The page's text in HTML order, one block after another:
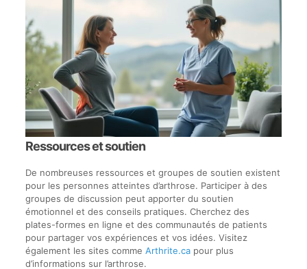
Ressources et soutien
De nombreuses ressources et groupes de soutien existent
pour les personnes atteintes d’arthrose. Participer à des
groupes de discussion peut apporter du soutien
émotionnel et des conseils pratiques. Cherchez des
plates-formes en ligne et des communautés de patients
pour partager vos expériences et vos idées. Visitez
également les sites comme Arthrite.capour plus
d’informations sur l’arthrose.